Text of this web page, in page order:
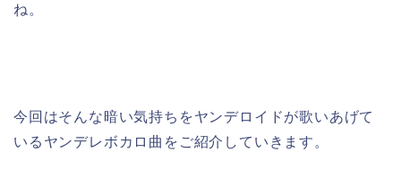
ね。
今回はそんな暗い気持ちをヤンデロイドが歌いあげて
いるヤンデレボカロ曲をご紹介していきます。